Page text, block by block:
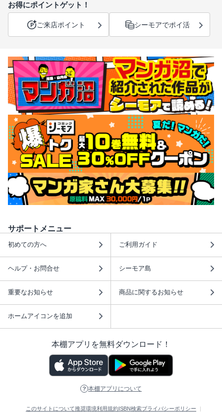
お得にポイントゲット！
ご来店ポイント シーモアでポイ活
サポートメニュー
初めての方へ ご利用ガイド
ヘルプ・お問合せ シーモア島
重要なお知らせ 商品に関するお知らせ
ホームアイコンを追加
本棚アプリを無料ダウンロード！
本棚アプリについて
このサイトについて推奨環境利用規約 ISBN検索プライバシーポリシー